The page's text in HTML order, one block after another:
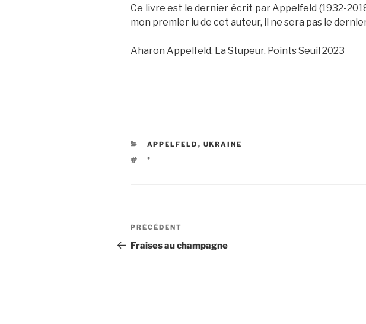
Ce livre est le dernier écrit par Appelfeld (1932-
mon premier lu de cet auteur, il ne sera pas le
Aharon Appelfeld. La Stupeur. Points Seuil 2023
CATÉGORIES
APPELFELD , UKRAINE
ÉTIQUETTES
°
Navigation
de
Article
précédent
PRÉCÉDENT
Fraises au champagne